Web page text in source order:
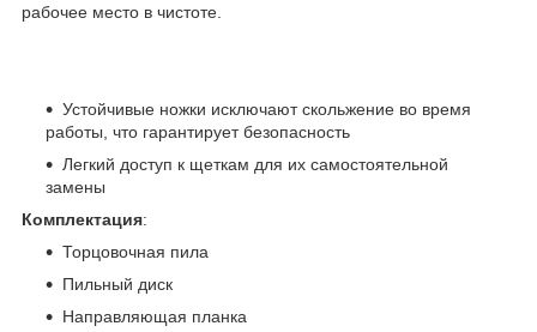
рабочее место в чистоте.
Устойчивые ножки исключают скольжение во время
работы, что гарантирует безопасность
Легкий доступ к щеткам для их самостоятельной
замены
Комплектация:
Торцовочная пила
Пильный диск
Направляющая планка